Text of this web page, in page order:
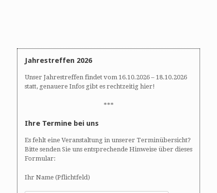
Jahrestreffen 2026
Unser Jahrestreffen findet vom 16.10.2026 – 18.10.2026
statt, genauere Infos gibt es rechtzeitig hier!
***
Ihre Termine bei uns
Es fehlt eine Veranstaltung in unserer Terminübersicht?
Bitte senden Sie uns entsprechende Hinweise über dieses
Formular:
Ihr Name (Pflichtfeld)